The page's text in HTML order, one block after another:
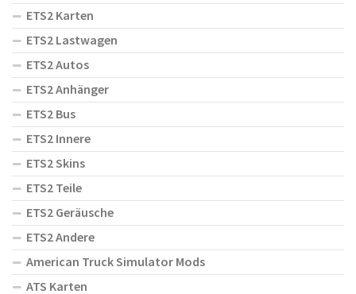
ETS2 Karten
ETS2 Lastwagen
ETS2 Autos
ETS2 Anhänger
ETS2 Bus
ETS2 Innere
ETS2 Skins
ETS2 Teile
ETS2 Geräusche
ETS2 Andere
American Truck Simulator Mods
ATS Karten